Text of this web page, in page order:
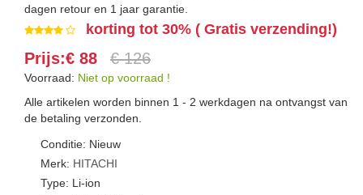
dagen retour en 1 jaar garantie.
korting tot 30% ( Gratis verzending!)
Prijs:€ 88 € 126
Voorraad: Niet op voorraad !
Alle artikelen worden binnen 1 - 2 werkdagen na ontvangst van
de betaling verzonden.
Conditie: Nieuw
Merk: HITACHI
Type: Li-ion